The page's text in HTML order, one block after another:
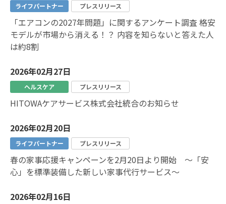
ライフパートナー プレスリリース
「エアコンの2027年問題」に関するアンケート調査 格安
モデルが市場から消える！？ 内容を知らないと答えた人
は約8割
2026年02月27日
ヘルスケア プレスリリース
HITOWAケアサービス株式会社統合のお知らせ
2026年02月20日
ライフパートナー プレスリリース
春の家事応援キャンペーンを2月20日より開始 ～「安
心」を標準装備した新しい家事代行サービス～
2026年02月16日